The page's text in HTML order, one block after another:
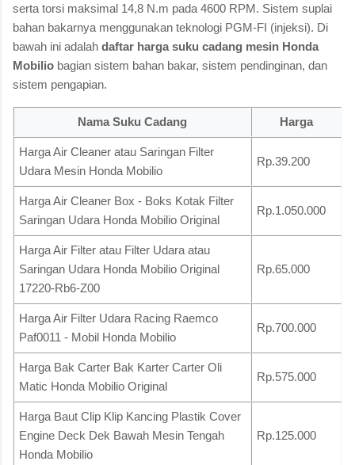
serta torsi maksimal 14,8 N.m pada 4600 RPM. Sistem suplai
bahan bakarnya menggunakan teknologi PGM-FI (injeksi). Di
bawah ini adalah daftar harga suku cadang mesin Honda
Mobilio bagian sistem bahan bakar, sistem pendinginan, dan
sistem pengapian.
Nama Suku Cadang Harga
Harga Air Cleaner atau Saringan Filter
Udara Mesin Honda Mobilio
Rp.39.200
Harga Air Cleaner Box - Boks Kotak Filter
Saringan Udara Honda Mobilio Original
Rp.1.050.000
Harga Air Filter atau Filter Udara atau
Saringan Udara Honda Mobilio Original
17220-Rb6-Z00
Rp.65.000
Harga Air Filter Udara Racing Raemco
Paf0011 - Mobil Honda Mobilio
Rp.700.000
Harga Bak Carter Bak Karter Carter Oli
Matic Honda Mobilio Original
Rp.575.000
Harga Baut Clip Klip Kancing Plastik Cover
Engine Deck Dek Bawah Mesin Tengah
Honda Mobilio
Rp.125.000